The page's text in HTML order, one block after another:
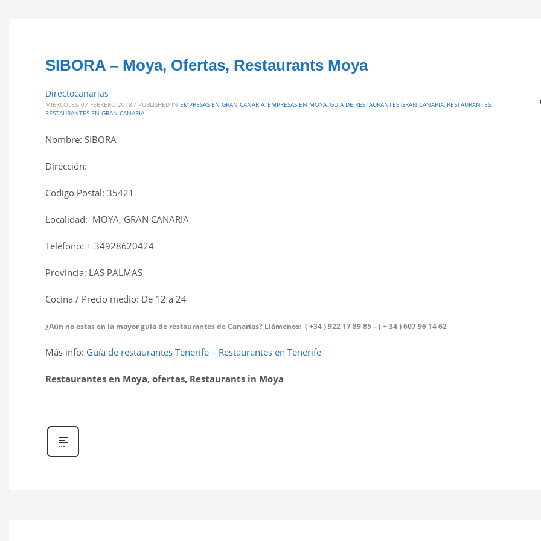
SIBORA – Moya, Ofertas, Restaurants Moya
Directocanarias
MIÉRCOLES, 07 FEBRERO 2018 / PUBLISHED IN EMPRESAS EN GRAN CANARIA, EMPRESAS EN MOYA, GUÍA DE RESTAURANTES GRAN CANARIA, RESTAURANTES,
RESTAURANTES EN GRAN CANARIA
Nombre: SIBORA
Dirección:
Codigo Postal: 35421
Localidad: MOYA, GRAN CANARIA
Teléfono: + 34928620424
Provincia: LAS PALMAS
Cocina / Precio medio: De 12 a 24 
¿Aún no estas en la mayor guía de restaurantes de Canarias? Llámenos: ( +34 ) 922 17 89 85 – ( + 34 ) 607 96 14 62
Más info: Guía de restaurantes Tenerife – Restaurantes en Tenerife
Restaurantes en Moya, ofertas, Restaurants in Moya